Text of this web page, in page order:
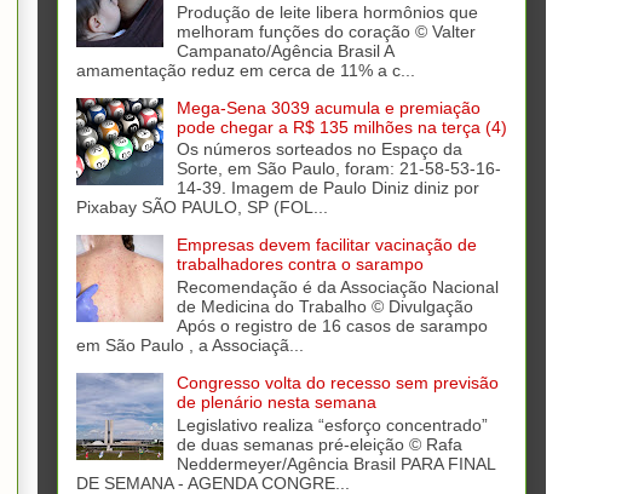
Produção de leite libera hormônios que
melhoram funções do coração © Valter
Campanato/Agência Brasil A
amamentação reduz em cerca de 11% a c...
Mega-Sena 3039 acumula e premiação
pode chegar a R$ 135 milhões na terça (4)
Os números sorteados no Espaço da
Sorte, em São Paulo, foram: 21-58-53-16-
14-39. Imagem de Paulo Diniz diniz por
Pixabay SÃO PAULO, SP (FOL...
Empresas devem facilitar vacinação de
trabalhadores contra o sarampo
Recomendação é da Associação Nacional
de Medicina do Trabalho © Divulgação
Após o registro de 16 casos de sarampo
em São Paulo , a Associaçã...
Congresso volta do recesso sem previsão
de plenário nesta semana
Legislativo realiza “esforço concentrado”
de duas semanas pré-eleição © Rafa
Neddermeyer/Agência Brasil PARA FINAL
DE SEMANA - AGENDA CONGRE...